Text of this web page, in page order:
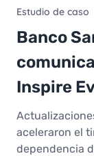
Estudio de caso
Banco
Inspire
aceleraron el
dependencia